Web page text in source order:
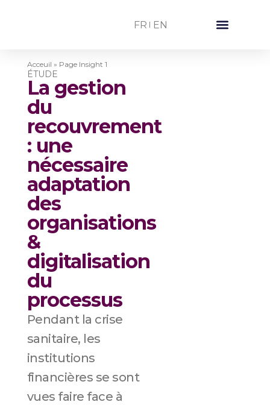
FR EN
Acceuil » Page Insight 1
ÉTUDE
La gestion
du
recouvrement
: une
nécessaire
adaptation
des
organisations
&
digitalisation
du
processus
Pendant la crise
sanitaire, les
institutions
financières se sont
vues faire face à